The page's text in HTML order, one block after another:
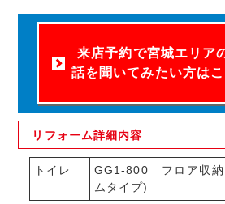
来店予約で宮城エリア
話を聞いてみたい方はこ
リフォーム詳細内容
トイレ
GG1-800 フロア収納
ムタイプ)